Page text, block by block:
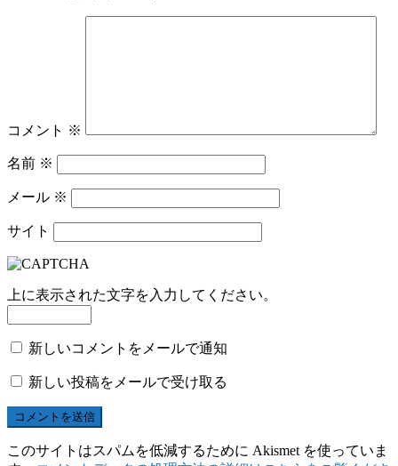
コメント ※
名前 ※
メール ※
サイト
上に表示された文字を入力してください。
新しいコメントをメールで通知
新しい投稿をメールで受け取る
このサイトはスパムを低減するために Akismet を使っていま